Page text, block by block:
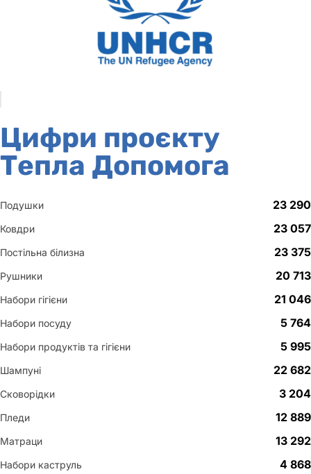
Цифри проєкту
Тепла Допомога
Подушки 23 290
Ковдри 23 057
Постільна білизна 23 375
Рушники 20 713
Набори гігієни 21 046
Набори посуду 5 764
Набори продуктів та гігієни 5 995
Шампуні 22 682
Сковорідки 3 204
Пледи 12 889
Матраци 13 292
Набори каструль 4 868